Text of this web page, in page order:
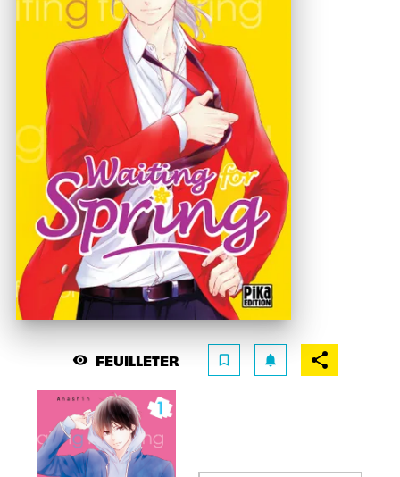
visibility FEUILLETER bookmark_border notifications